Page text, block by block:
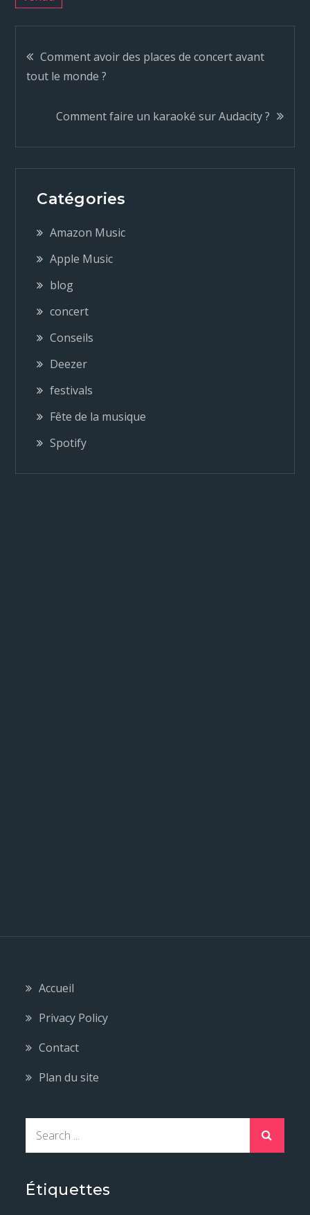
N
a
i
g
a
t
o
n
d
e
Comment avoir des places de concert avant
tout le monde ?
Comment faire un karaoké sur Audacity ?
Catégories
Amazon Music
Apple Music
blog
concert
Conseils
Deezer
festivals
Fête de la musique
Spotify
Accueil
Privacy Policy
Contact
Plan du site
r
Étiquettes